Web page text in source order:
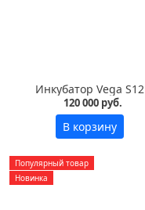
Инкубатор Vega S12
120 000 руб.
В корзину
Популярный товар
Новинка